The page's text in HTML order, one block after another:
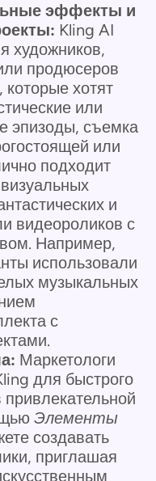
эффекты и
Kling AI
художников,
продюсеров
хотят
или
эпизоды, съемка
или
подходит
и
видеороликов с
Например,
использовали
музыкальных
с
Маркетологи
для быстрого
Элементы
создавать
приглашая